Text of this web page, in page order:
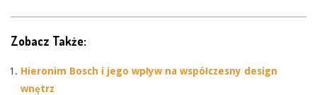
Zobacz Także:
Hieronim Bosch i jego wpływ na współczesny design
wnętrz